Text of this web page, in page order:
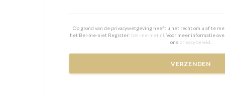
Op grond van de privacywetgeving heeft u het recht om u af te
het Bel-me-niet Register: bel-me-niet.nl . Voor meer informatie
ons privacybeleid